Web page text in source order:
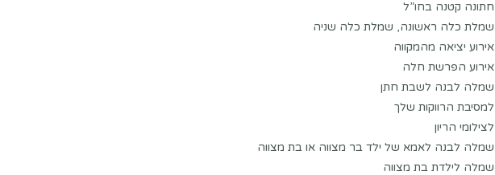
חתונה קטנה בחו”ל
שמלת כלה ראשונה, שמלת כלה שניה
אירוע יציאה מהמקווה
אירוע הפרשת חלה
שמלה לבנה לשבת חתן
למסיבת הרווקות שלך
לצילומי הריון
שמלה לבנה לאמא של ילד בר מצווה או בת מצווה
שמלה לילדת בת מצווה